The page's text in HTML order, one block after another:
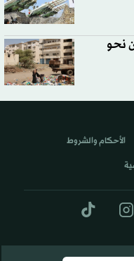
نحو
الأحكام والشروط